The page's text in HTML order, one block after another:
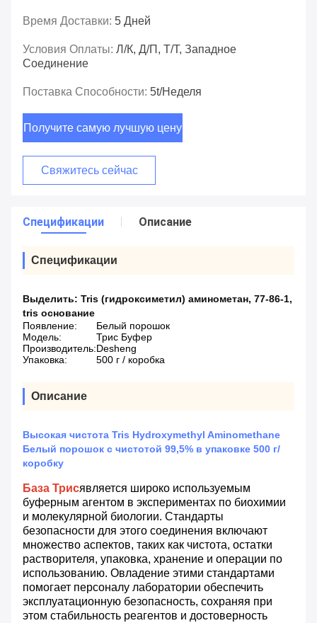
Время Доставки: 5 Дней
Условия Оплаты: Л/К, Д/П, Т/Т, Западное
Соединение
Поставка Способности: 5t/неделя
Получите самую лучшую цену
Свяжитесь сейчас
Спецификации Описание
Спецификации
Выделить: Tris (гидроксиметил) аминометан, 77-86-1,
tris основание
Появление:
Белый порошок
Модель:
Трис Буфер
Производитель:Desheng
Упаковка:
500 г / коробка
Описание
Высокая чистота Tris Hydroxymethyl Aminomethane
Белый порошок с чистотой 99,5% в упаковке 500 г/
коробку
База Трисявляется широко используемым
буферным агентом в экспериментах по биохимии
и молекулярной биологии. Стандарты
безопасности для этого соединения включают
множество аспектов, таких как чистота, остатки
растворителя, упаковка, хранение и операции по
использованию. Овладение этими стандартами
помогает персоналу лаборатории обеспечить
эксплуатационную безопасность, сохраняя при
этом стабильность реагентов и достоверность